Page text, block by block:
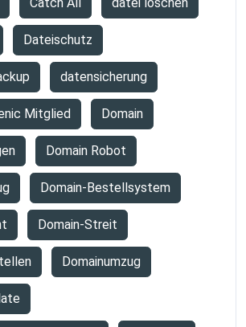
Dateischutz
datensicherung
Mitglied Domain
Domain Robot
Domain-Bestellsystem
Domain-Streit
Domainumzug